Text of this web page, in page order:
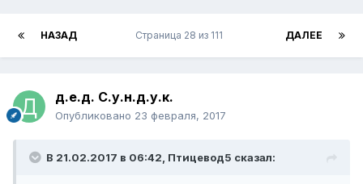
НАЗАД ДАЛЕЕ
Страница 28 из 111
д.е.д. С.у.н.д.у.к.
Опубликовано 23 февраля, 2017
В 21.02.2017 в 06:42, Птицевод5 сказал: